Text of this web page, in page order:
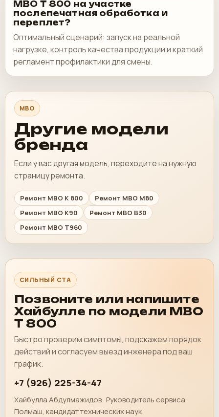
MBO T 800 на участке
послепечатная обработка и
переплет?
Оптимальный сценарий: запуск на реальной
нагрузке, контроль качества продукции и краткий
регламент профилактики для смены.
MBO
Другие модели
бренда
Если у вас другая модель, переходите на нужную
страницу ремонта.
Ремонт MBO K 800
Ремонт MBO M80
Ремонт MBO K90
Ремонт MBO B30
Ремонт MBO T960
СИЛЬНЫЙ CTA
Позвоните или напишите
Хайбулле по модели MBO
T 800
Быстро проверим симптомы, подскажем порядок
действий и согласуем выезд инженера под ваш
график.
+7 (926) 225-34-47
Хайбулла Абдулмажидов · Руководитель сервиса
Полмаш, кандидат технических наук